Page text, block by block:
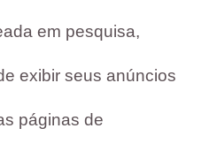
em pesquisa,
exibir seus anúncios
páginas de